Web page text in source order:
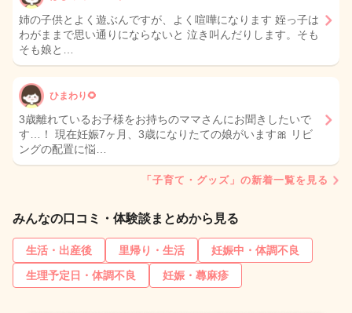
姉の子供とよく遊ぶんですが、よく喧嘩になります 姪っ子は
わがままで思い通りにならないと 泣き叫んだりします。そも
そも娘と…
ひまわり🌻
3歳離れているお子様をお持ちのママさんにお聞きしたいで
す…！ 現在妊娠7ヶ月、3歳になりたての娘がいます🎀 リビ
ングの配置に悩…
「子育て・グッズ」の新着一覧を見る
みんなの口コミ・体験談まとめから見る
生活・出産後 里帰り・生活
妊娠中・体調不良
生理予定日・体調不良
妊娠・蕁麻疹